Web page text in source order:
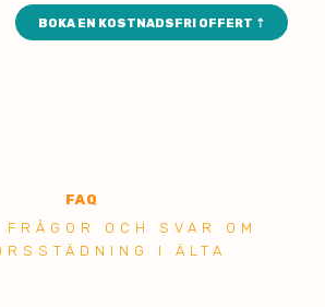
BOKA EN KOSTNADSFRI OFFERT ⇡
FAQ
OCH SVAR OM
I ÄLTA